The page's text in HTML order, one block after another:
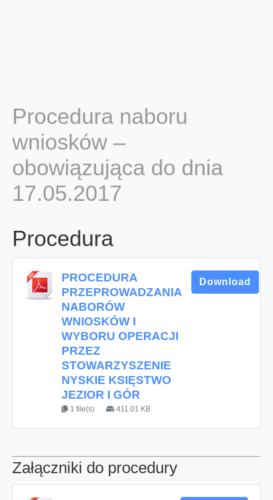
Procedura naboru
wniosków –
obowiązująca do dnia
17.05.2017
Procedura
PROCEDURA
PRZEPROWADZANIA
NABORÓW
WNIOSKÓW I
WYBORU OPERACJI
PRZEZ
STOWARZYSZENIE
NYSKIE KSIĘSTWO
JEZIOR I GÓR
1 file(s) 411.01 KB
Download
Załączniki do procedury